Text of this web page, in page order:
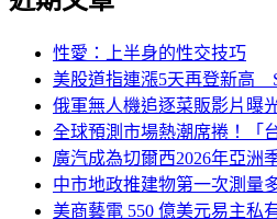
性愛：上半身的性交技巧
美股道指連漲5天再登新高
俄軍無人機追逐菜販影片曝
全球預測市場熱潮席捲！「
廣汽成為切爾西2026年亞洲
中市地政推建物第一次測
美商藝電 550 億美元易主私